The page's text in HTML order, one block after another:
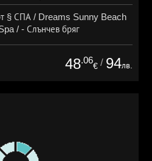
§ СПА / Dreams Sunny Beach
/ - Слънчев бряг
48.06
€ / 94лв.